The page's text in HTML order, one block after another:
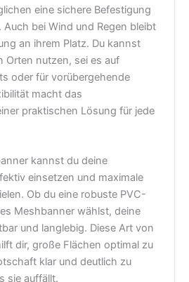
eine sichere Befestigung
Auch bei Wind und Regen bleibt
an ihrem Platz. Du kannst
Orten nutzen, sei es auf
oder für vorübergehende
macht das
praktischen Lösung für jede
kannst du deine
einsetzen und maximale
Ob du eine robuste PVC-
Meshbanner wählst, deine
und langlebig. Diese Art von
dir, große Flächen optimal zu
klar und deutlich zu
sie auffällt.